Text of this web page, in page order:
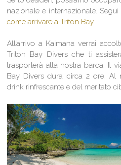
nazionale e internazionale.
come arrivare a Triton Bay.
All’arrivo a Kaimana verrai
Triton Bay Divers che ti
trasporterà alla nostra barca. Il
Bay Divers dura circa 2 ore. Al
drink rinfrescante e del meritato